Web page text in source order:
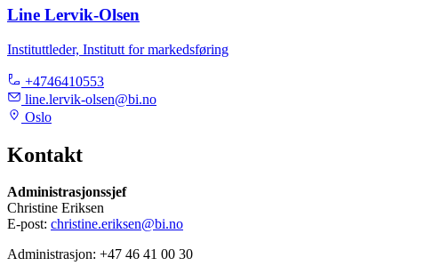
Line Lervik-Olsen
Instituttleder, Institutt for markedsføring
+4746410553
line.lervik-olsen@bi.no
Oslo
Kontakt
Administrasjonssjef
Christine Eriksen
E-post: christine.eriksen@bi.no
Administrasjon: +47 46 41 00 30